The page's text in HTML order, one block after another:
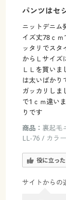
パンツはセ
ニットデニム
イズ丈78ｃ
ッタリでスタ
からＬサイズ
ＬＬを買い
は太いばかり
ガッカリしま
で1ｃｍ違い
りです
商品： 裏起毛
LL-76 / カラ
役に立った
サイトからの